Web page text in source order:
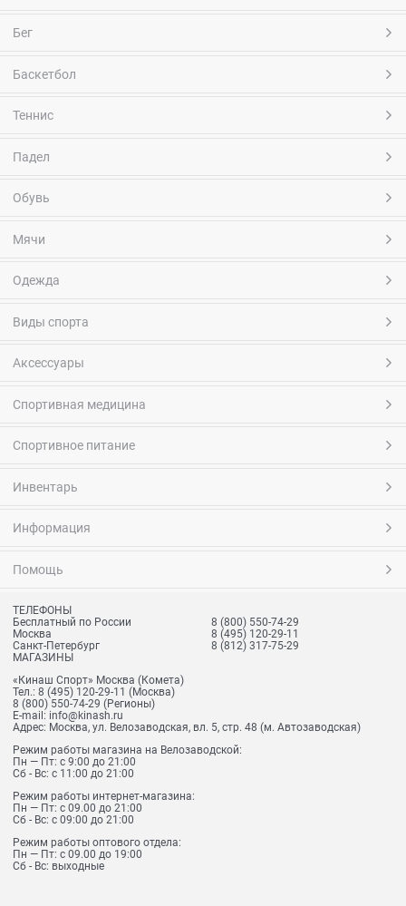
Бег
Баскетбол
Теннис
Падел
Обувь
Мячи
Одежда
Виды спорта
Аксессуары
Спортивная медицина
Спортивное питание
Инвентарь
Информация
Помощь
ТЕЛЕФОНЫ
Бесплатный по России
8 (800) 550-74-29
Москва
8 (495) 120-29-11
Санкт-Петербург
8 (812) 317-75-29
МАГАЗИНЫ
«Кинаш Спорт» Москва (Комета)
Тел.: 8 (495) 120-29-11 (Москва)
8 (800) 550-74-29 (Регионы)
E-mail: info@kinash.ru
Адрес: Москва, ул. Велозаводская, вл. 5, стр. 48 (м. Автозаводская)
Режим работы магазина на Велозаводской:
Пн — Пт: с 9:00 до 21:00
Сб - Вс: с 11:00 до 21:00
Режим работы интернет-магазина:
Пн — Пт: с 09.00 до 21:00
Сб - Вс: с 09:00 до 21:00
Режим работы оптового отдела:
Пн — Пт: с 09.00 до 19:00
Сб - Вс: выходные